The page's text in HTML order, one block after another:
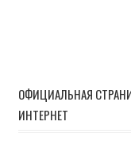
ОФИЦИАЛЬНАЯ
ИНТЕРНЕТ